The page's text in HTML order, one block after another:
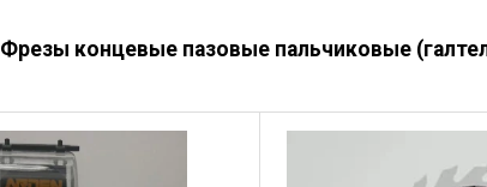
Фрезы концевые пазовые пальчиковые